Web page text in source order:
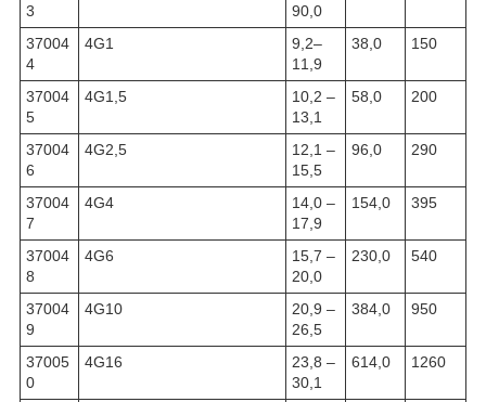
3
90,0
37004
4
4G1
9,2–
11,9
38,0 150
37004
5
4G1,5
10,2 –
13,1
58,0 200
37004
6
4G2,5
12,1 –
15,5
96,0 290
37004
7
4G4
14,0 –
17,9
154,0 395
37004
8
4G6
15,7 –
20,0
230,0 540
37004
9
4G10
20,9 –
26,5
384,0 950
37005
0
4G16
23,8 –
30,1
614,0 1260